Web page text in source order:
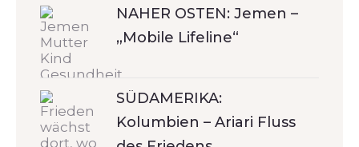
NAHER OSTEN: Jemen –
„Mobile Lifeline“
SÜDAMERIKA:
Kolumbien – Ariari Fluss